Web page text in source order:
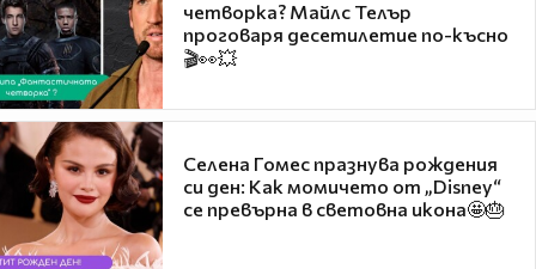
четворка? Майлс Телър
проговаря десетилетие по-късно
🎬👀💥
Селена Гомес празнува рождения
си ден: Как момичето от „Disney“
се превърна в световна икона🤩🎂